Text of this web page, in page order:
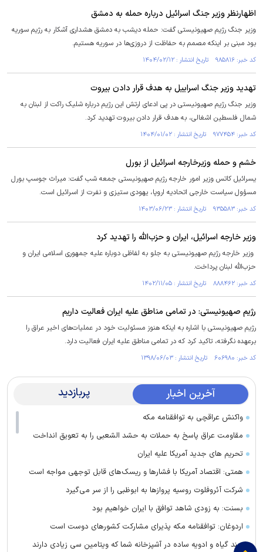
اظهارنظر وزیر جنگ اسرائیل درباره حمله به دمشق
وزیر جنگ رژیم صهیونیستی گفت: حمله دیشب به دمشق هشداری آشکار به رژیم سوریه
بود مبنی بر اینکه مصمم به حفاظت از دروزی‌ها در سوریه هستیم.
کد خبر: ۹۸۵۸۱۶ تاریخ انتشار : ۱۴۰۴/۰۲/۱۲
تهدید وزیر جنگ اسراییل به هدف قرار دادن بیروت
وزیر جنگ رژیم صهیونیستی در پی ادعای ارتش این رژیم درباره شلیک راکت از لبنان به
شمال فلسطین اشغالی، به هدف قرار دادن بیروت تهدید کرد.
کد خبر: ۹۷۷۴۵۴ تاریخ انتشار : ۱۴۰۴/۰۱/۰۲
خشم و حمله وزیرخارجه اسرائیل از بورل
یسرائیل کاتس وزیر امور خارجه رژیم صهیونیستی جمعه شب گفت: میراث جوسپ بورل
مسؤول سیاست خارجی اتحادیه اروپا، یهودی ستیزی و نفرت از اسرائیل است.
کد خبر: ۹۳۵۵۸۳ تاریخ انتشار : ۱۴۰۳/۰۶/۲۳
وزیر خارجه اسرائیل، ایران و حزب‌الله را تهدید کرد
وزیر خارجه رژیم صهیونیستی به جلو به لفاظی دوباره علیه جمهوری اسلامی ایران و
حزب‌الله لبنان پرداخت.
کد خبر: ۸۸۸۴۶۲ تاریخ انتشار : ۱۴۰۲/۱۱/۰۵
رژیم صهیونیستی: در تمامی مناطق علیه ایران فعالیت داریم
رژیم صهیونیستی با اشاره به اینکه هنوز مسئولیت خود در عملیات‌های اخیر عراق را
برعهده نگرفته، تاکید کرد که در تمامی مناطق علیه ایران فعالیت دارد.
کد خبر: ۶۰۶۹۸۰ تاریخ انتشار : ۱۳۹۸/۰۶/۰۳
آخرین اخبار پربازدید
واکنش عراقچی به توافقنامه مکه
مقاومت عراق پاسخ به حملات به حشد الشعبی را به تعویق انداخت
تحریم های جدید آمریکا علیه ایران
همتی: اقتصاد آمریکا با فشارها و ریسک‌های قابل توجهی مواجه است
شرکت آئروفلوت روسیه پرواز‌ها به ابوظبی را از سر می‌گیرد
بسنت: به زودی شاهد توافق با ایران خواهیم بود
اردوغان: توافقنامه مکه پذیرای مشارکت کشور‌های دوست است
چند گیاه و ادویه ساده در آشپزخانه شما که ویتامین سی زیادی دارند